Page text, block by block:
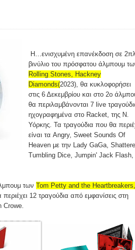
Η…ενισχυμένη επανέκδοση σε
βινύλιο του πρόσφατου άλμπουμ
Rolling Stones, Hackney
Diamonds(2023), θα κυκλοφορήσει
στις 6 Δεκεμβρίου και στο 2ο
θα περιλαμβάνονται 7 live
ηχογραφημένα στο Racket, της Ν.
Υόρκης. Τα τραγούδια που θα
είναι τα Angry, Sweet Sounds Of
Heaven με την Lady GaGa,
Tumbling Dice, Jumpin' Jack Flash,
των Tom Petty and the Heartbreakers,
12 τραγούδια από εμφανίσεις στη
Crowe.